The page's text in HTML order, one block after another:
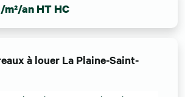
m²/an HT HC
à louer La Plaine-Saint-